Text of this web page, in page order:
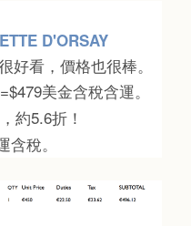
D'ORSAY
好看，價格也很棒。
479美金含稅含運。
約5.6折！
含稅。